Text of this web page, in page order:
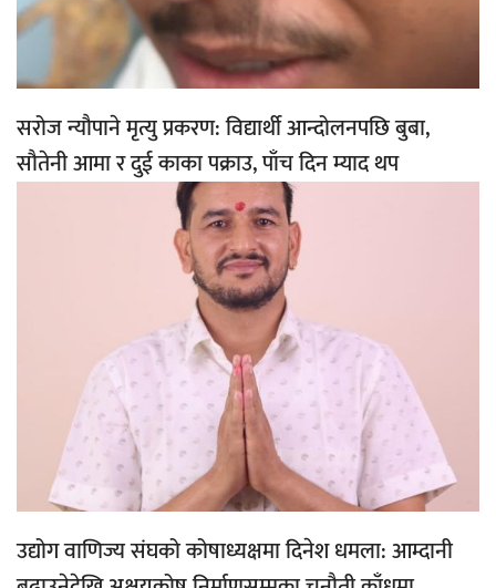
सरोज न्यौपाने मृत्यु प्रकरण: विद्यार्थी आन्दोलनपछि बुबा,
सौतेनी आमा र दुई काका पक्राउ, पाँच दिन म्याद थप
उद्योग वाणिज्य संघको कोषाध्यक्षमा दिनेश धमला: आम्दानी